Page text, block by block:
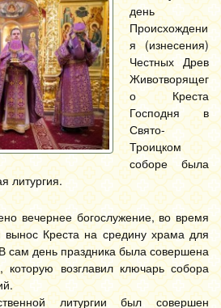
день
Происхождени
я (изнесения)
Честных Древ
Животворящег
о Креста
Господня в
Свято-
Троицком
соборе была
литургия.
вечернее богослужение, во время
вынос Креста на средину храма для
сам день праздника была совершена
которую возглавил ключарь собора
литургии был совершен